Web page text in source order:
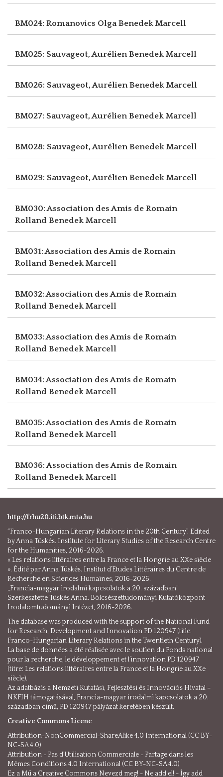
BM024: Romanovics OlgaBenedek Marcell
BM025: Sauvageot, AurélienBenedek Marcell
BM026: Sauvageot, AurélienBenedek Marcell
BM027: Sauvageot, AurélienBenedek Marcell
BM028: Sauvageot, AurélienBenedek Marcell
BM029: Sauvageot, AurélienBenedek Marcell
BM030: Association des Amis de Romain
Rolland Benedek Marcell
BM031: Association des Amis de Romain
Rolland Benedek Marcell
BM032: Association des Amis de Romain
Rolland Benedek Marcell
BM033: Association des Amis de Romain
Rolland Benedek Marcell
BM034: Association des Amis de Romain
Rolland Benedek Marcell
BM035: Association des Amis de Romain
Rolland Benedek Marcell
BM036: Association des Amis de Romain
Rolland Benedek Marcell
http://frhu20.iti.btk.mta.hu
“Franco-Hungarian Literary Relations in the 20th Century”. Edited
by Anna Tüskés. Institute for Literary Studies of the Research Centre
for the Humanities, 2016-2026.
« Les relations littéraires entre la France et la Hongrie au XXe siècle
». Édité par Anna Tüskés. Institut d’Etudes Littéraires du Centre de
Recherche en Sciences Humaines, 2016-2026.
„Francia-magyar irodalmi kapcsolatok a 20. században”.
Szerkesztette Tüskés Anna. Bölcsészettudományi Kutatóközpont
Irodalomtudományi Intézet, 2016-2026.
The database was produced with the support of the National Fund
for Research, Development and Innovation PD 120947 (title:
Franco-Hungarian Literary Relations in the Twentieth Century).
La base de données a été réalisée avec le soutien du Fonds national
pour la recherche, le développement et l’innovation PD 120947
(titre: Les relations littéraires entre la France et la Hongrie au XXe
siècle).
Az adatbázis a Nemzeti Kutatási, Fejlesztési és Innovációs Hivatal –
NKFIH támogatásával, Francia-magyar irodalmi kapcsolatok a 20.
században című, PD 120947 pályázat keretében készült.
Creative Commons Licenc
Attribution-NonCommercial-ShareAlike 4.0 International (CC BY-
NC-SA 4.0)
Attribution - Pas d’Utilisation Commerciale - Partage dans les
Mêmes Conditions 4.0 International (CC BY-NC-SA 4.0)
Ez a Mű a Creative Commons Nevezd meg! - Ne add el! - Így add